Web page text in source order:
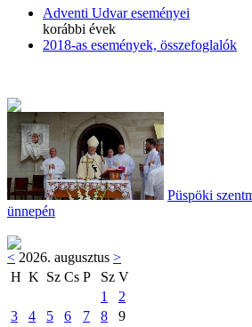
Adventi Udvar eseményei
korábbi évek
2018-as események, összefoglalók
Püspöki
ünnepén
< 2026. augusztus >
H K Sz Cs P Sz V
1
2
3
4 5 6 7 8
9